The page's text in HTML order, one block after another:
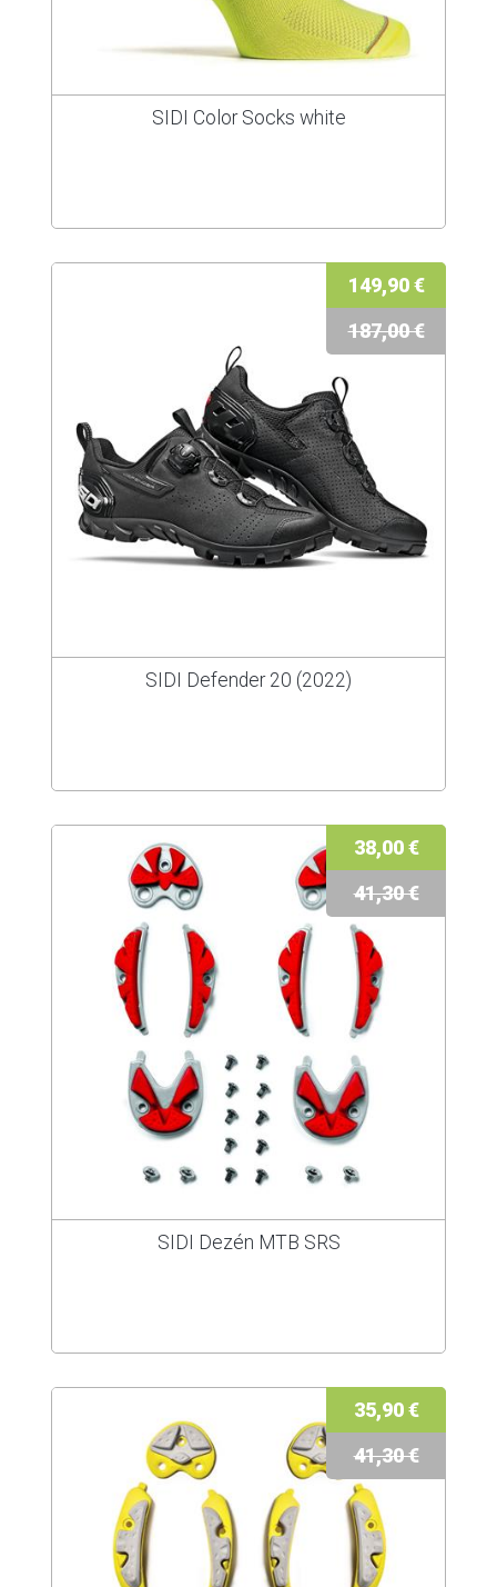
SIDI Color Socks white
149,90 €
187,00 €
SIDI Defender 20 (2022)
38,00 €
41,30 €
SIDI Dezén MTB SRS
35,90 €
41,30 €